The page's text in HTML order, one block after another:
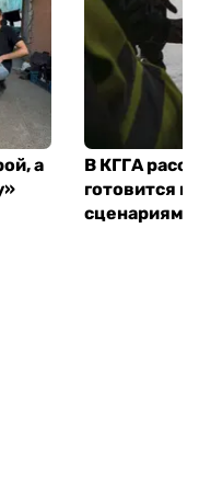
а
В КГГА
готовится
сценариям